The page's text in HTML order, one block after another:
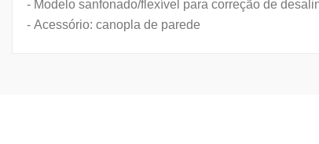
- Modelo sanfonado/flexível para correção de
- Acessório: canopla de parede